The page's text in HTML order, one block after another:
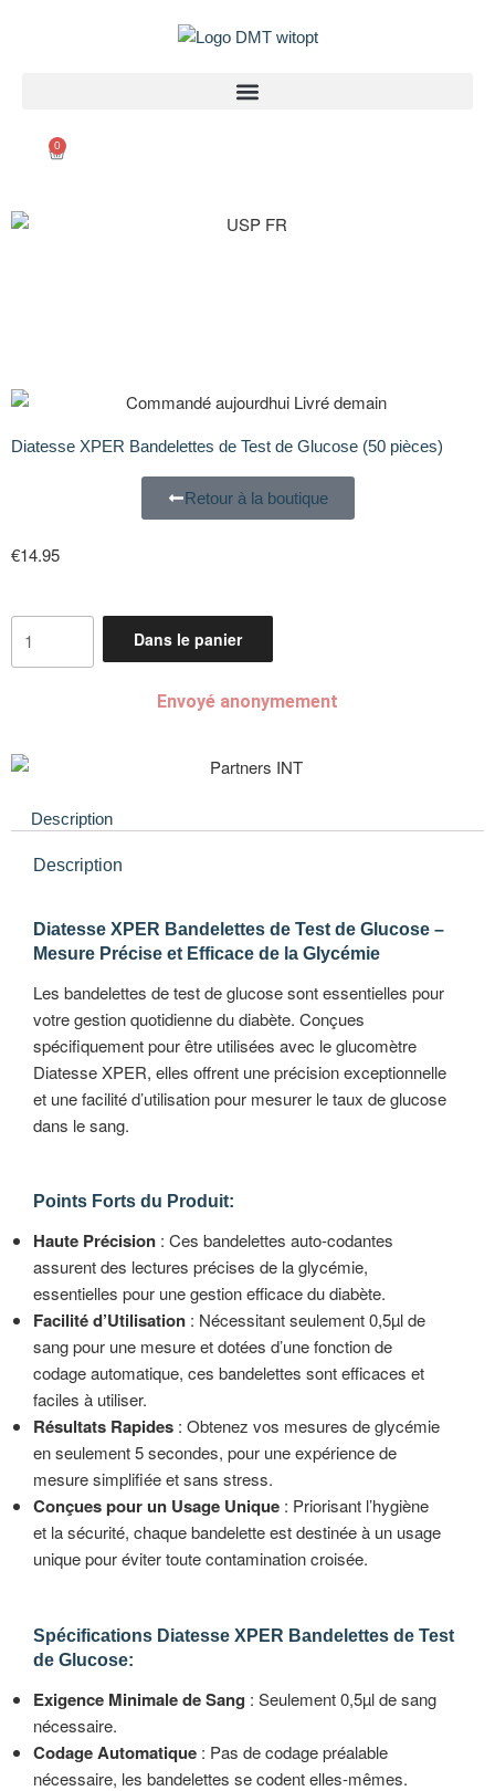
0
Diatesse XPER Bandelettes de Test de Glucose (50 pièces)
Retour à la boutique
€14.95
Dans le panier
Envoyé anonymement
Description
Description
Diatesse XPER Bandelettes de Test de Glucose –
Mesure Précise et Efficace de la Glycémie
Les bandelettes de test de glucose sont essentielles pour
votre gestion quotidienne du diabète. Conçues
spécifiquement pour être utilisées avec le glucomètre
Diatesse XPER, elles offrent une précision exceptionnelle
et une facilité d’utilisation pour mesurer le taux de glucose
dans le sang.
Points Forts du Produit:
Haute Précision : Ces bandelettes auto-codantes
assurent des lectures précises de la glycémie,
essentielles pour une gestion efficace du diabète.
Facilité d’Utilisation : Nécessitant seulement 0,5µl de
sang pour une mesure et dotées d’une fonction de
codage automatique, ces bandelettes sont efficaces et
faciles à utiliser.
Résultats Rapides : Obtenez vos mesures de glycémie
en seulement 5 secondes, pour une expérience de
mesure simplifiée et sans stress.
Conçues pour un Usage Unique : Priorisant l’hygiène
et la sécurité, chaque bandelette est destinée à un usage
unique pour éviter toute contamination croisée.
Spécifications Diatesse XPER Bandelettes de Test
de Glucose:
Exigence Minimale de Sang : Seulement 0,5µl de sang
nécessaire.
Codage Automatique : Pas de codage préalable
nécessaire, les bandelettes se codent elles-mêmes.